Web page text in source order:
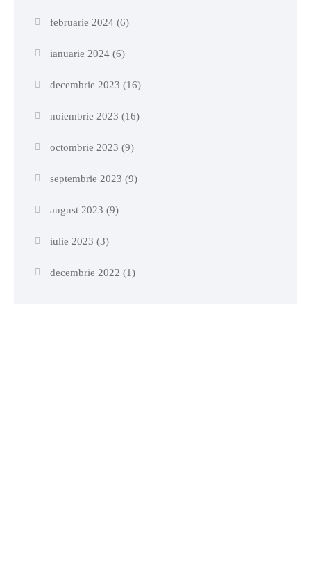
februarie 2024(6)
ianuarie 2024(6)
decembrie 2023 (16)
noiembrie 2023 (16)
octombrie 2023 (9)
septembrie 2023 (9)
august 2023 (9)
iulie 2023 (3)
decembrie 2022 (1)